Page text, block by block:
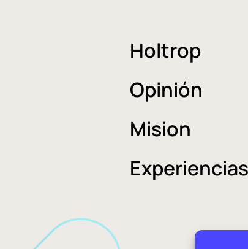
Holtrop
Opinión
Mision
Experiencias